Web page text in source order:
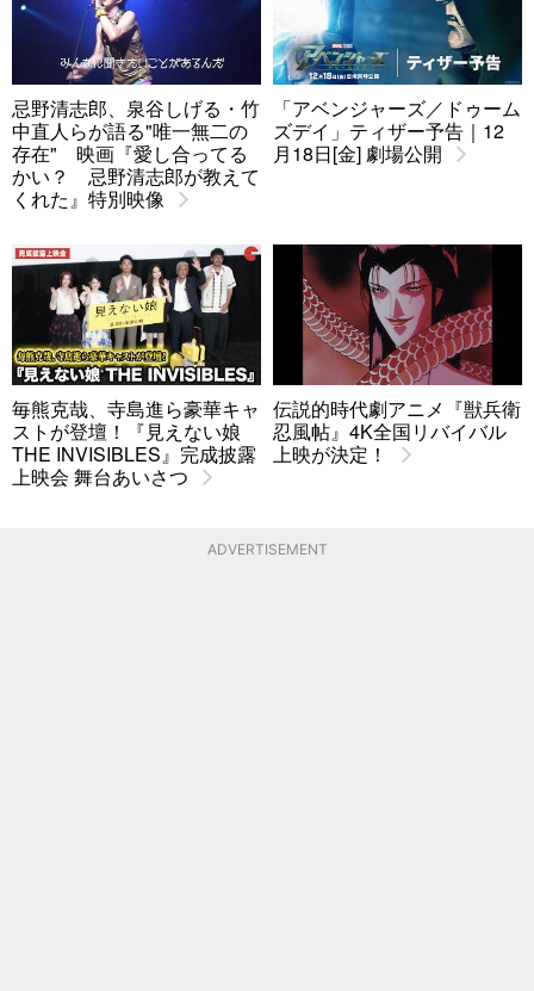
忌野清志郎、泉谷しげる・竹
中直人らが語る"唯一無二の
存在" 映画『愛し合ってる
かい？ 忌野清志郎が教えて
くれた』特別映像
「アベンジャーズ／ドゥーム
ズデイ」ティザー予告｜12
月18日[金] 劇場公開
毎熊克哉、寺島進ら豪華キャ
ストが登壇！『見えない娘
THE INVISIBLES』完成披露
上映会 舞台あいさつ
伝説的時代劇アニメ『獣兵衛
忍風帖』4K全国リバイバル
上映が決定！
ADVERTISEMENT